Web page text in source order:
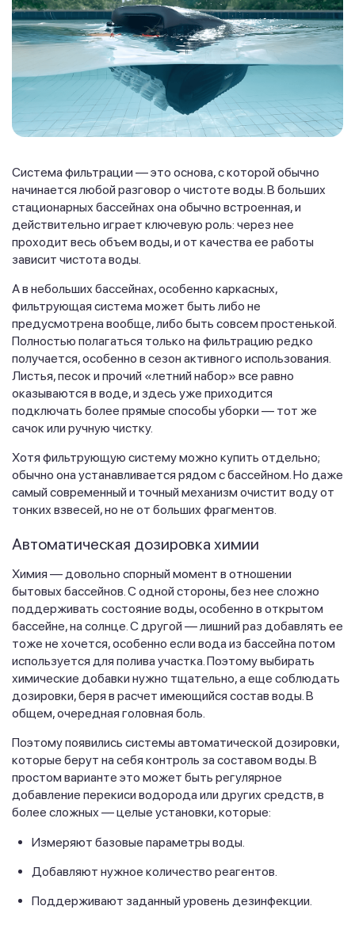
Система фильтрации — это основа, с которой обычно
начинается любой разговор о чистоте воды. В больших
стационарных бассейнах она обычно встроенная, и
действительно играет ключевую роль: через нее
проходит весь объем воды, и от качества ее работы
зависит чистота воды.
А в небольших бассейнах, особенно каркасных,
фильтрующая система может быть либо не
предусмотрена вообще, либо быть совсем простенькой.
Полностью полагаться только на фильтрацию редко
получается, особенно в сезон активного использования.
Листья, песок и прочий «летний набор» все равно
оказываются в воде, и здесь уже приходится
подключать более прямые способы уборки — тот же
сачок или ручную чистку.
Хотя фильтрующую систему можно купить отдельно;
обычно она устанавливается рядом с бассейном. Но даже
самый современный и точный механизм очистит воду от
тонких взвесей, но не от больших фрагментов.
Автоматическая дозировка химии
Химия — довольно спорный момент в отношении
бытовых бассейнов. С одной стороны, без нее сложно
поддерживать состояние воды, особенно в открытом
бассейне, на солнце. С другой — лишний раз добавлять ее
тоже не хочется, особенно если вода из бассейна потом
используется для полива участка. Поэтому выбирать
химические добавки нужно тщательно, а еще соблюдать
дозировки, беря в расчет имеющийся состав воды. В
общем, очередная головная боль.
Поэтому появились системы автоматической дозировки,
которые берут на себя контроль за составом воды. В
простом варианте это может быть регулярное
добавление перекиси водорода или других средств, в
более сложных — целые установки, которые:
Измеряют базовые параметры воды.
Добавляют нужное количество реагентов.
Поддерживают заданный уровень дезинфекции.